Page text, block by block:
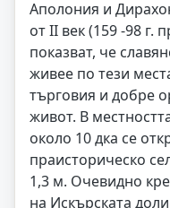
Аполония и
от II век (159 -98 г.
показват, че
живее по тези
търговия и добре
живот. В
около 10 дка се
праисторическо
1,3 м. Очевидно
на Искърската